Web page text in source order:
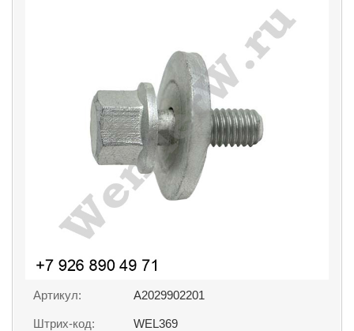
Артикул: A2029902201
Штрих-код: WEL369